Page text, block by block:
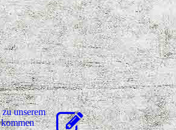
unserem